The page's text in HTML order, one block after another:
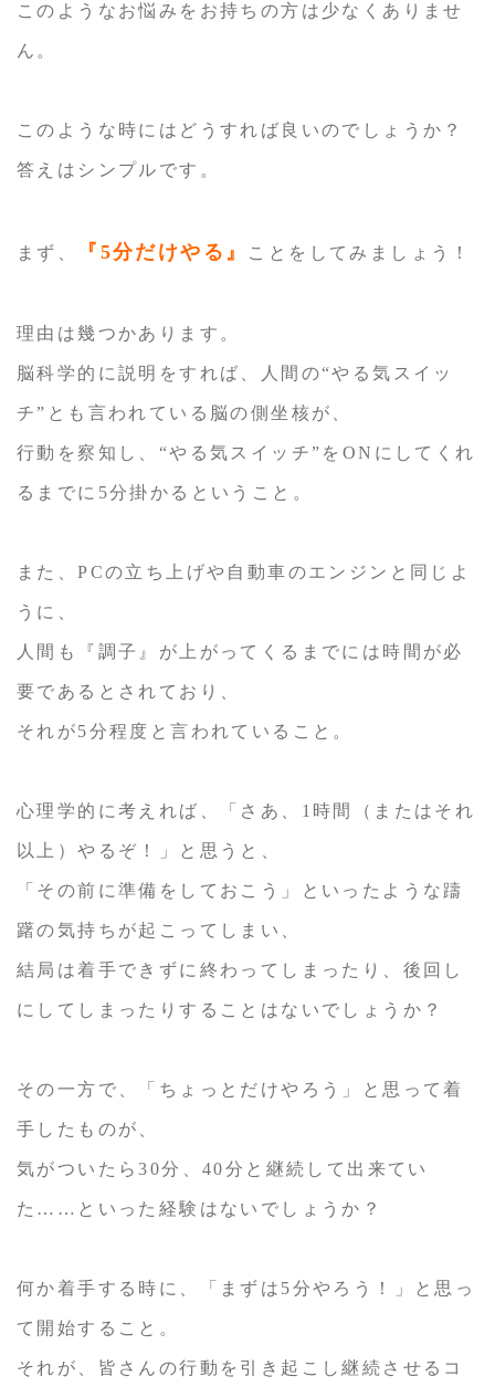
このようなお悩みをお持ちの方は少なくありませ
ん。
このような時にはどうすれば良いのでしょうか？
答えはシンプルです。
まず、 『5分だけやる』 ことをしてみましょう！
理由は幾つかあります。
脳科学的に説明をすれば、人間の“やる気スイッ
チ”とも言われている脳の側坐核が、
行動を察知し、“やる気スイッチ”をONにしてくれ
るまでに5分掛かるということ。
また、PCの立ち上げや自動車のエンジンと同じよ
うに、
人間も『調子』が上がってくるまでには時間が必
要であるとされており、
それが5分程度と言われていること。
心理学的に考えれば、「さあ、1時間（またはそれ
以上）やるぞ！」と思うと、
「その前に準備をしておこう」といったような躊
躇の気持ちが起こってしまい、
結局は着手できずに終わってしまったり、後回し
にしてしまったりすることはないでしょうか？
その一方で、「ちょっとだけやろう」と思って着
手したものが、
気がついたら30分、40分と継続して出来てい
た……といった経験はないでしょうか？
何か着手する時に、「まずは5分やろう！」と思っ
て開始すること。
それが、皆さんの行動を引き起こし継続させるコ